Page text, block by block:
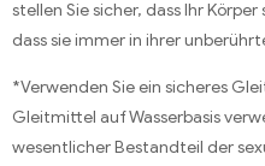
stellen Sie sicher, dass Ihr
dass sie immer in ihrer
*Verwenden Sie ein sicheres
Gleitmittel auf Wasserbasis
wesentlicher Bestandteil der